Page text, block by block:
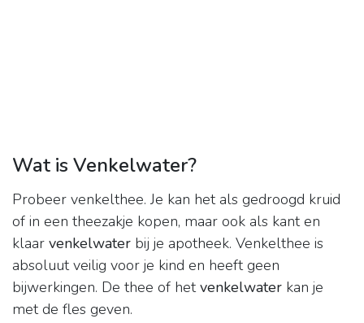
Wat is Venkelwater?
Probeer venkelthee. Je kan het als gedroogd kruid
of in een theezakje kopen, maar ook als kant en
klaar venkelwater bij je apotheek. Venkelthee is
absoluut veilig voor je kind en heeft geen
bijwerkingen. De thee of hetvenkelwater kan je
met de fles geven.